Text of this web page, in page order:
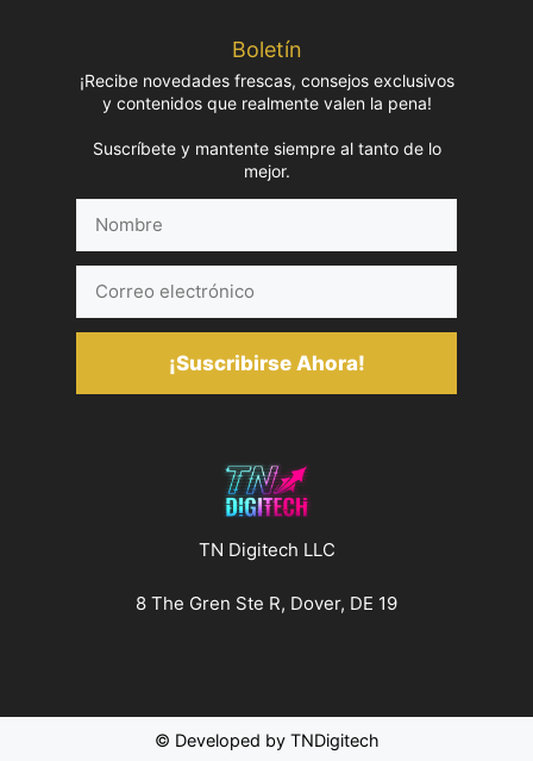
Boletín
¡Recibe novedades frescas, consejos exclusivos
y contenidos que realmente valen la pena!
Suscríbete y mantente siempre al tanto de lo
mejor.
electrónico
¡Suscribirse Ahora!
TN Digitech LLC
8 The Gren Ste R, Dover, DE 19